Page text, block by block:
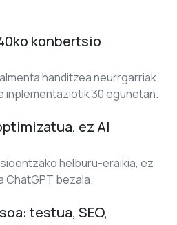
konbertsio
handitzea neurrgarriak
30 egunetan.
ez AI
helburu-eraikia, ez
ChatGPT bezala.
testua, SEO,